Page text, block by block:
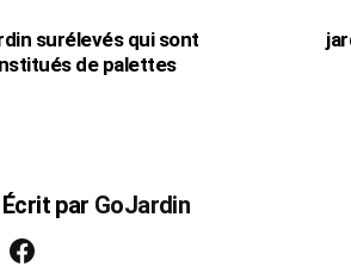
surélevés qui sont
de palettes
Écrit par GoJardin